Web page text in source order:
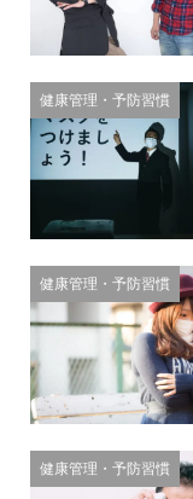
健康管理・予防習慣
健康管理・予防習慣
健康管理・予防習慣